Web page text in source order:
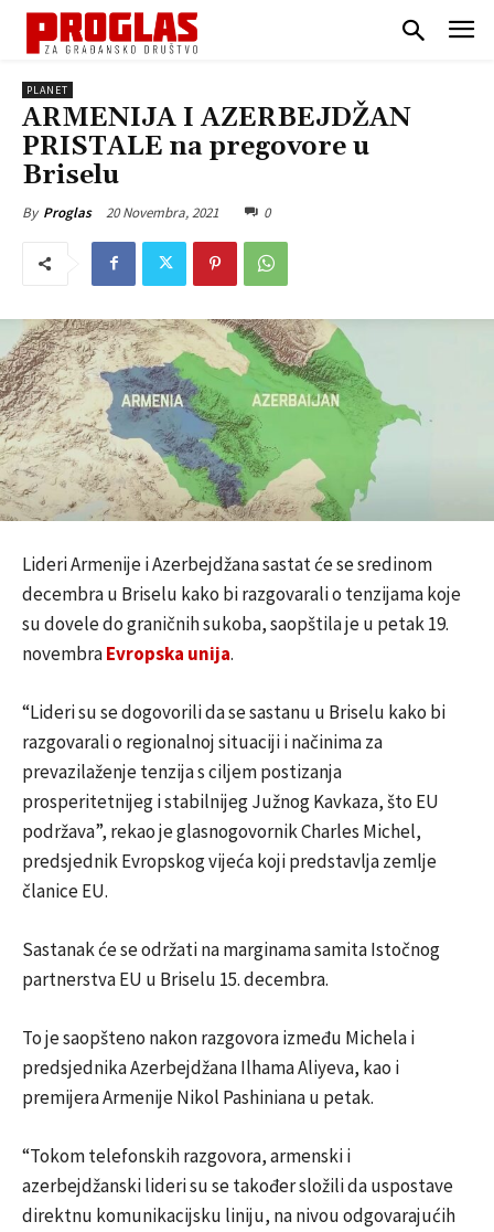
PLANET
ARMENIJA I AZERBEJDŽAN
PRISTALE na pregovore u
Briselu
By Proglas 20 Novembra, 2021 0
Lideri Armenije i Azerbejdžana sastat će se sredinom
decembra u Briselu kako bi razgovarali o tenzijama koje
su dovele do graničnih sukoba, saopštila je u petak 19.
novembraEvropska unija.
“Lideri su se dogovorili da se sastanu u Briselu kako bi
razgovarali o regionalnoj situaciji i načinima za
prevazilaženje tenzija s ciljem postizanja
prosperitetnijeg i stabilnijeg Južnog Kavkaza, što EU
podržava”, rekao je glasnogovornik Charles Michel,
predsjednik Evropskog vijeća koji predstavlja zemlje
članice EU.
Sastanak će se održati na marginama samita Istočnog
partnerstva EU u Briselu 15. decembra.
To je saopšteno nakon razgovora između Michela i
predsjednika Azerbejdžana Ilhama Aliyeva, kao i
premijera Armenije Nikol Pashiniana u petak.
“Tokom telefonskih razgovora, armenski i
azerbejdžanski lideri su se također složili da uspostave
direktnu komunikacijsku liniju, na nivou odgovarajućih